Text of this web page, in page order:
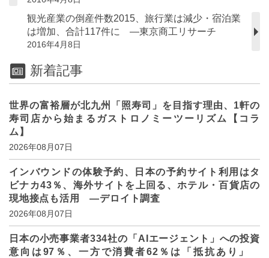
観光産業の倒産件数2015、旅行業は減少・宿泊業
は増加、合計117件に ―東京商工リサーチ
2016年4月8日
新着記事
世界の富裕層が北九州「照寿司」を目指す理由、1軒の
寿司店から始まるガストロノミーツーリズム【コラ
ム】
2026年08月07日
インバウンドの体験予約、日本の予約サイト利用はタ
ビナカ43％、海外サイトを上回る、ホテル・百貨店の
現地接点も活用 ―デロイト調査
2026年08月07日
日本の小売事業者334社の「AIエージェント」への投資
意向は97％、一方で消費者62％は「抵抗あり」